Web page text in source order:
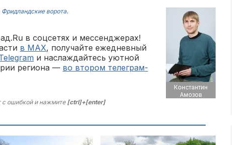
Константин
Амозов
Фридландские ворота.
в соцсетях и мессенджерах!
в MAX, получайте ежедневный
и наслаждайтесь уютной
региона — во втором телеграм-
ошибкой и нажмите[ctrl]+[enter]